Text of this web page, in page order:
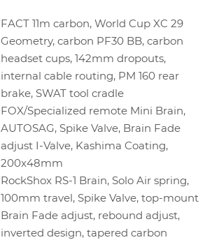
FACT 11m carbon, World Cup XC 29
Geometry, carbon PF30 BB, carbon
headset cups, 142mm dropouts,
internal cable routing, PM 160 rear
brake, SWAT tool cradle
FOX/Specialized remote Mini Brain,
AUTOSAG, Spike Valve, Brain Fade
adjust I-Valve, Kashima Coating,
200x48mm
RockShox RS-1 Brain, Solo Air spring,
100mm travel, Spike Valve, top-mount
Brain Fade adjust, rebound adjust,
inverted design, tapered carbon